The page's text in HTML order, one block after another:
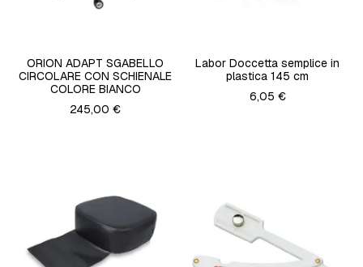
ORION ADAPT SGABELLO
CIRCOLARE CON SCHIENALE
COLORE BIANCO
245,00 €
Labor Doccetta semplice in
plastica 145 cm
6,05 €